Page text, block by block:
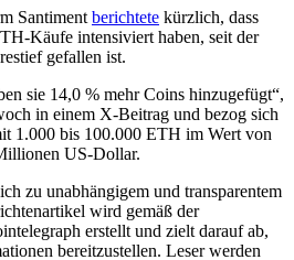
Santiment berichtete kürzlich, dass
Käufe intensiviert haben, seit der
gefallen ist.
sie 14,0 % mehr Coins hinzugefügt“,
in einem X-Beitrag und bezog sich
1.000 bis 100.000 ETH im Wert von
US-Dollar.
zu unabhängigem und transparentem
wird gemäß der
erstellt und zielt darauf ab,
bereitzustellen. Leser werden